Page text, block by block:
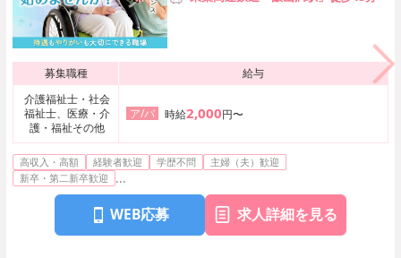
募集職種
給与
介護福祉士・社会
福祉士、医療・介
護・福祉その他
ア/パ 時給2,000円〜
高収入・高額 経験者歓迎 学歴不問
主婦（夫）歓迎
新卒・第二新卒歓迎
...
WEB応募 求人詳細を見る